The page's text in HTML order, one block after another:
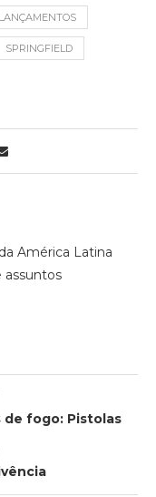
LANÇAMENTOS
SPRINGFIELD
América Latina
assuntos
de fogo: Pistolas